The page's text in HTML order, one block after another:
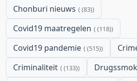
Chonburi nieuws (83)
Covid19 maatregelen (118)
Covid19 pandemie (515)
Criminaliteit (133)